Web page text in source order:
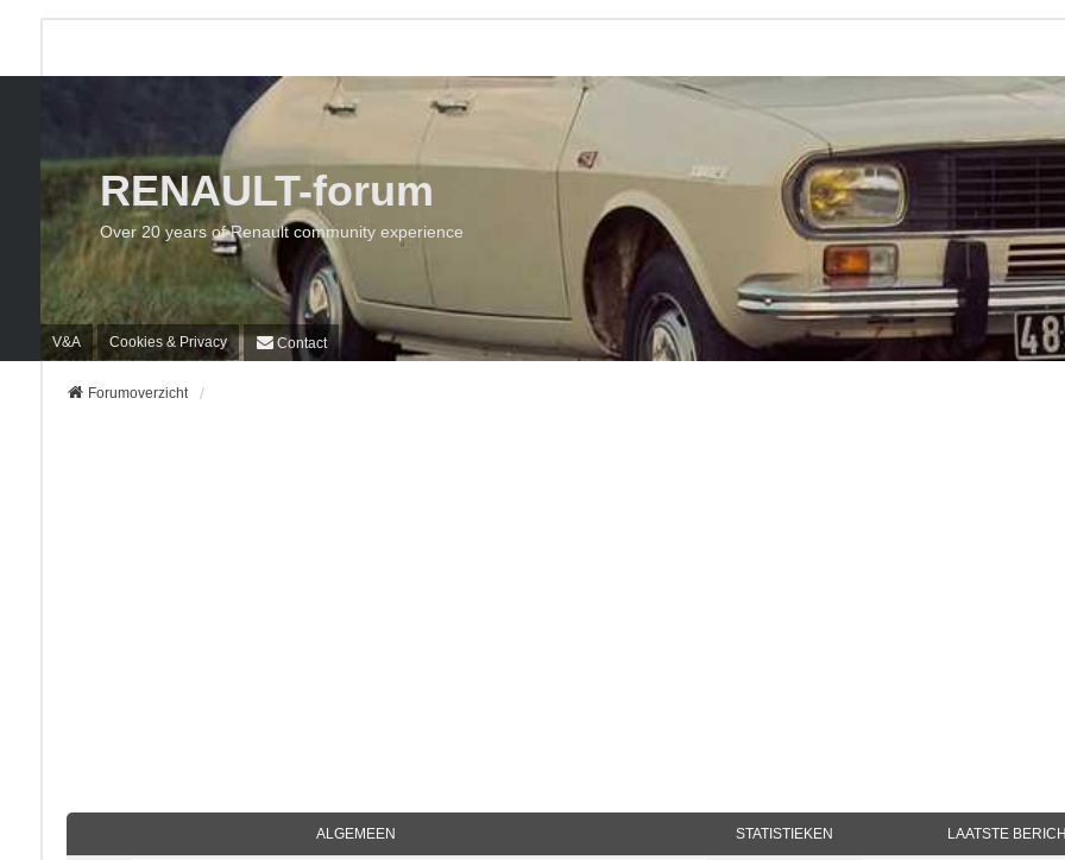
V&A Cookies & Privacy Contact
RENAULT-forum
Over 20 years of Renault community experience
Forumoverzicht
ALGEMEEN STATISTIEKEN LAATSTE